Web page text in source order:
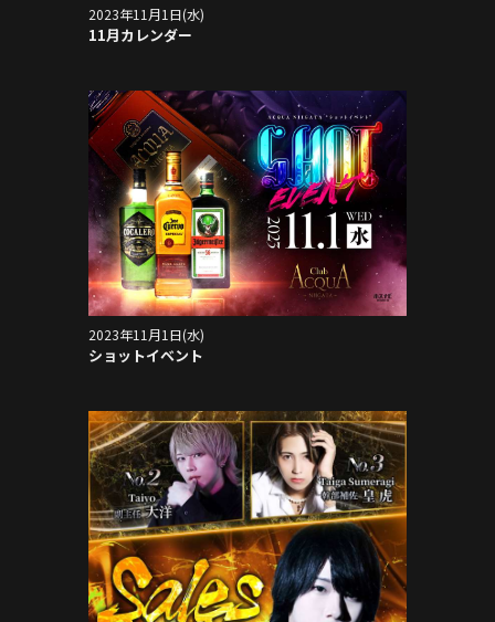
2023年11月1日(水)
11月カレンダー
2023年11月1日(水)
ショットイベント